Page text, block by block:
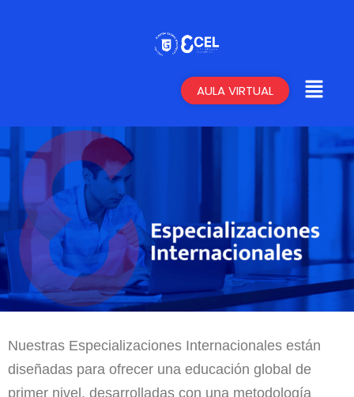
AULA VIRTUAL
Nuestras Especializaciones Internacionales están
diseñadas para ofrecer una educación global de
primer nivel, desarrolladas con una metodología